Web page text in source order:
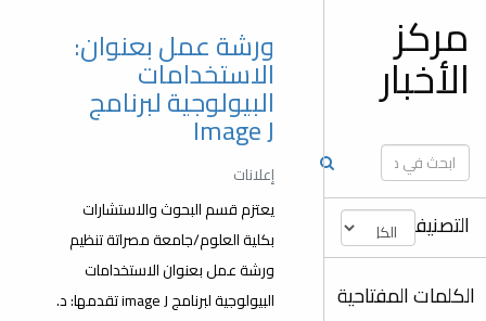
ورشة عمل بعنوان:
الاستخدامات
البيولوجية لبرنامج
Image J
إعلانات
يعتزم قسم البحوث والاستشارات
بكلية العلوم/جامعة مصراتة تنظيم
البيولوجية لبرنامج image J تقدمها: د.